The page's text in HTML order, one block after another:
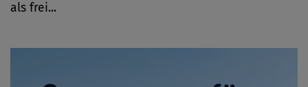
als frei...